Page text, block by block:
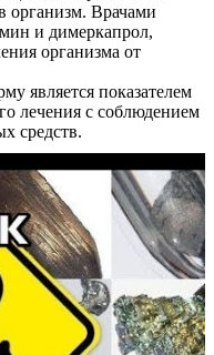
организм. Врачами
и димеркапрол,
организма от
является показателем
лечения с соблюдением
средств.